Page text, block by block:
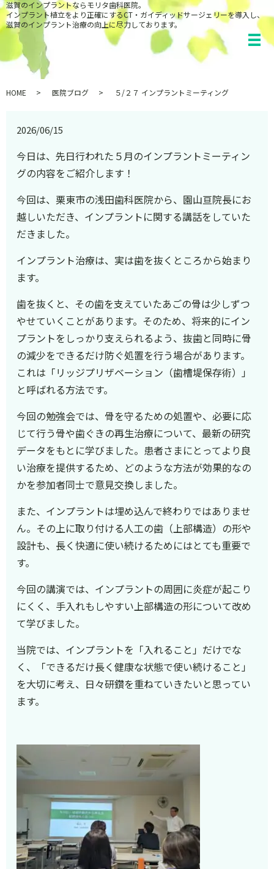
滋賀のインプラントならモリタ歯科医院。
インプラント植立をより正確にするCT・ガイディッドサージェリーを導入し、
滋賀のインプラント治療の向上に尽力しております。
HOME 医院ブログ ５/２７ インプラントミーティング
2026/06/15
今日は、先日行われた５月のインプラントミーティン
グの内容をご紹介します！
今回は、栗東市の浅田歯科医院から、園山亘院長にお
越しいただき、インプラントに関する講話をしていた
だきました。
インプラント治療は、実は歯を抜くところから始まり
ます。
歯を抜くと、その歯を支えていたあごの骨は少しずつ
やせていくことがあります。そのため、将来的にイン
プラントをしっかり支えられるよう、抜歯と同時に骨
の減少をできるだけ防ぐ処置を行う場合があります。
これは「リッジプリザベーション（歯槽堤保存術）」
と呼ばれる方法です。
今回の勉強会では、骨を守るための処置や、必要に応
じて行う骨や歯ぐきの再生治療について、最新の研究
データをもとに学びました。患者さまにとってより良
い治療を提供するため、どのような方法が効果的なの
かを参加者同士で意見交換しました。
また、インプラントは埋め込んで終わりではありませ
ん。その上に取り付ける人工の歯（上部構造）の形や
設計も、長く快適に使い続けるためにはとても重要で
す。
今回の講演では、インプラントの周囲に炎症が起こり
にくく、手入れもしやすい上部構造の形について改め
て学びました。
当院では、インプラントを「入れること」だけでな
く、「できるだけ長く健康な状態で使い続けること」
を大切に考え、日々研鑽を重ねていきたいと思ってい
ます。